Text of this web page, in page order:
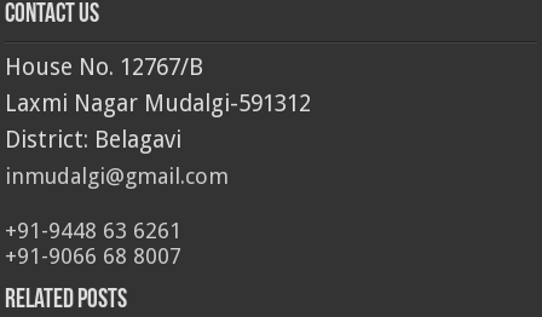
Contact Us
House No. 12767/B
Laxmi Nagar Mudalgi-591312
District: Belagavi
inmudalgi@gmail.com
+91-9448 63 6261
+91-9066 68 8007
Related Posts